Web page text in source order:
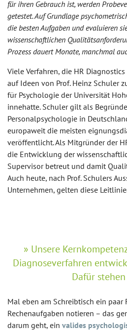
für ihren Gebrauch ist, werden
getestet. Auf Grundlage
die besten Aufgaben und evaluieren
wissenschaftlichen
Prozess dauert Monate, manchmal
Viele Verfahren, die HR
auf Ideen von Prof. Heinz Schuler
für Psychologie der Universität
innehatte. Schuler gilt als
Personalpsychologie in
europaweit die meisten
veröffentlicht. Als Mitgründer der
die Entwicklung der
Supervisor betreut und damit
Auch heute, nach Prof. Schulers
Unternehmen, gelten diese
Unsere
Diagnoseverfahren
Dafür
Mal eben am Schreibtisch ein paar
Rechenaufgaben notieren – das
darum geht, ein valides